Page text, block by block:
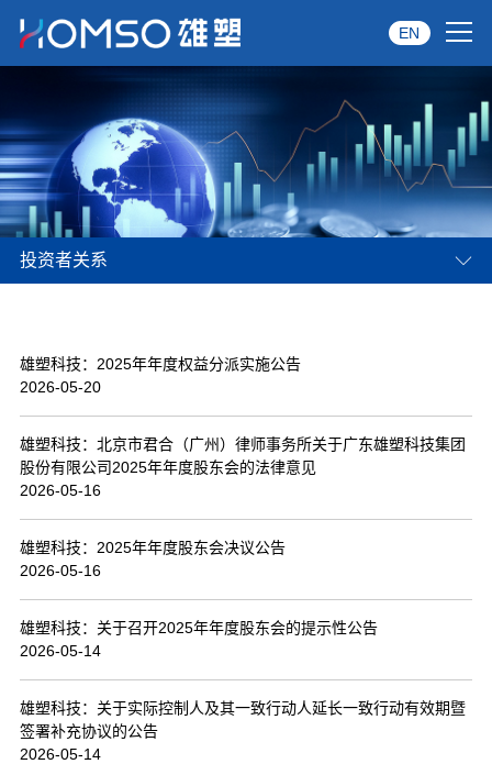
关于雄塑
产品中心
品牌服务
资讯中心
经典案例
联系我们
EN
投资者关系
雄塑科技：2025年年度权益分派实施公告
2026-05-20
雄塑科技：北京市君合（广州）律师事务所关于广东雄塑科技集团
股份有限公司2025年年度股东会的法律意见
2026-05-16
雄塑科技：2025年年度股东会决议公告
2026-05-16
雄塑科技：关于召开2025年年度股东会的提示性公告
2026-05-14
雄塑科技：关于实际控制人及其一致行动人延长一致行动有效期暨
签署补充协议的公告
2026-05-14